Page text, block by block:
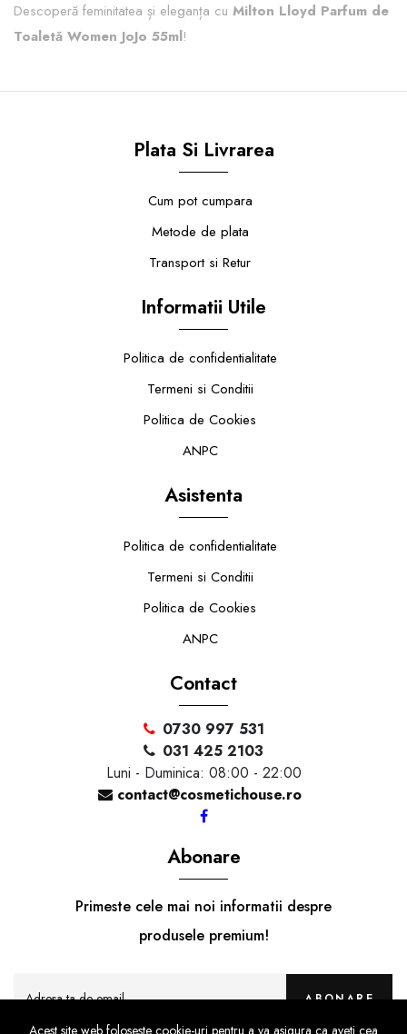
Descoperă feminitatea și eleganța cu Milton Lloyd Parfum de
Toaletă Women JoJo 55ml!
Plata Si Livrarea
Cum pot cumpara
Metode de plata
Transport si Retur
Informatii Utile
Politica de confidentialitate
Termeni si Conditii
Politica de Cookies
ANPC
Asistenta
Politica de confidentialitate
Termeni si Conditii
Politica de Cookies
ANPC
Contact
0730 997 531
031 425 2103
Luni - Duminica: 08:00 - 22:00
contact@cosmetichouse.ro
Abonare
Primeste cele mai noi informatii despre
produsele premium!
ABONARE
Acest site web foloseste cookie-uri pentru a va asigura ca aveti cea